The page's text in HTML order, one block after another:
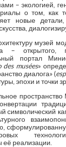
– экологией,
о том, как
новые детали,
музей
– открытого,
портал
des musées»
диалога» (
эпохи и точки
символический
реализации.